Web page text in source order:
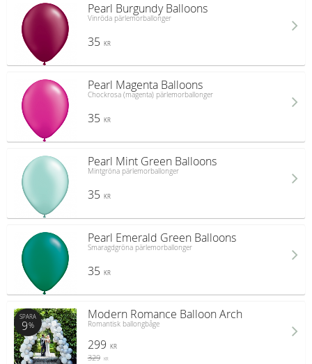
Pearl Burgundy Balloons
Vinröda pärlemorballonger
35 KR
Pearl Magenta Balloons
Chockrosa (magenta) pärlemorballonger
35 KR
Pearl Mint Green Balloons
Mintgröna pärlemorballonger
35 KR
Pearl Emerald Green Balloons
Smaragdgröna pärlemorballonger
35 KR
Modern Romance Balloon Arch
Romantisk ballongbåge
299 KR
329 KR
SPARA
9%